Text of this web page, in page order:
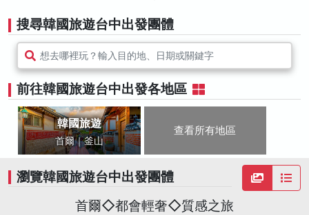
搜尋韓國旅遊台中出發團體
想去哪裡玩？輸入目的地、日期或關鍵字
前往韓國旅遊台中出發各地區
韓國旅遊
首爾｜釜山
查看所有地區
瀏覽韓國旅遊台中出發團體
首爾◇都會輕奢◇質感之旅